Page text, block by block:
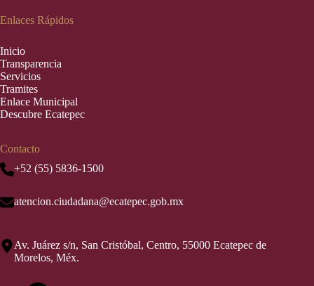
Enlaces Rápidos
Inicio
Transparencia
Servicios
Tramites
Enlace Municipal
Descubre Ecatepec
Contacto
+52 (55) 5836-1500
atencion.ciudadana@ecatepec.gob.mx
Av. Juárez s/n, San Cristóbal, Centro, 55000 Ecatepec de
Morelos, Méx.